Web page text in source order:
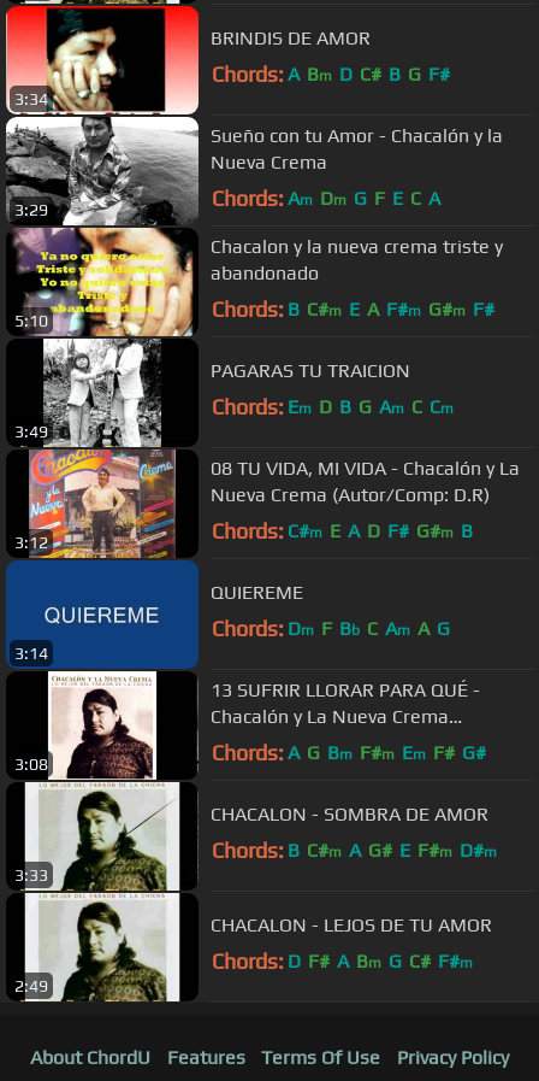
3:34
BRINDIS DE AMOR
Chords: A Bm D C# B G F#
3:29
Sueño con tu Amor - Chacalón y la
Nueva Crema
Chords: Am Dm G F E C A
5:10
Chacalon y la nueva crema triste y
abandonado
Chords: B C#m E A F#m G#m F#
3:49
PAGARAS TU TRAICION
Chords: Em D B G Am C Cm
3:12
08 TU VIDA, MI VIDA - Chacalón y La
Nueva Crema (Autor/Comp: D.R)
Chords: C#m E A D F# G#m B
3:14
QUIEREME
Chords: Dm F Bb C Am A G
3:08
13 SUFRIR LLORAR PARA QUÉ -
Chacalón y La Nueva Crema
(Autor/Comp: Jose Luis Carballo)
Chords: A G Bm F#m Em F# G#
3:33
CHACALON - SOMBRA DE AMOR
Chords: B C#m A G# E F#m D#m
2:49
CHACALON - LEJOS DE TU AMOR
Chords: D F# A Bm G C# F#m
About ChordU Features Terms Of Use Privacy Policy